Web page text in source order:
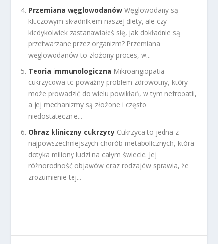
Przemiana węglowodanów Węglowodany są
kluczowym składnikiem naszej diety, ale czy
kiedykolwiek zastanawiałeś się, jak dokładnie są
przetwarzane przez organizm? Przemiana
węglowodanów to złożony proces, w...
Teoria immunologiczna Mikroangiopatia
cukrzycowa to poważny problem zdrowotny, który
może prowadzić do wielu powikłań, w tym nefropatii,
a jej mechanizmy są złożone i często
niedostatecznie...
Obraz kliniczny cukrzycy Cukrzyca to jedna z
najpowszechniejszych chorób metabolicznych, która
dotyka miliony ludzi na całym świecie. Jej
różnorodność objawów oraz rodzajów sprawia, że
zrozumienie tej...